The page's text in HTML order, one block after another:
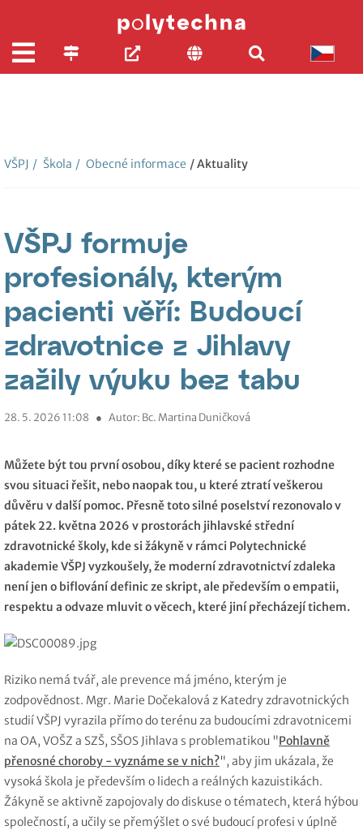
VŠPJ / Škola / Obecné informace / Aktuality
VŠPJ formuje
profesionály, kterým
pacienti věří: Budoucí
zdravotnice z Jihlavy
zažily výuku bez tabu
28. 5. 2026 11:08 ● Autor: Bc. Martina Duničková
Můžete být tou první osobou, díky které se pacient rozhodne
svou situaci řešit, nebo naopak tou, u které ztratí veškerou
důvěru v další pomoc. Přesně toto silné poselství rezonovalo v
pátek 22. května 2026 v prostorách jihlavské střední
zdravotnické školy, kde si žákyně v rámci Polytechnické
akademie VŠPJ vyzkoušely, že moderní zdravotnictví zdaleka
není jen o biflování definic ze skript, ale především o empatii,
respektu a odvaze mluvit o věcech, které jiní přecházejí tichem.
Riziko nemá tvář, ale prevence má jméno, kterým je
zodpovědnost. Mgr. Marie Dočekalová z Katedry zdravotnických
studií VŠPJ vyrazila přímo do terénu za budoucími zdravotnicemi
na OA, VOŠZ a SZŠ, SŠOS Jihlava s problematikou "Pohlavně
přenosné choroby - vyznáme se v nich?", aby jim ukázala, že
vysoká škola je především o lidech a reálných kazuistikách.
Žákyně se aktivně zapojovaly do diskuse o tématech, která hýbou
společností, a učily se přemýšlet o své budoucí profesi v úplně